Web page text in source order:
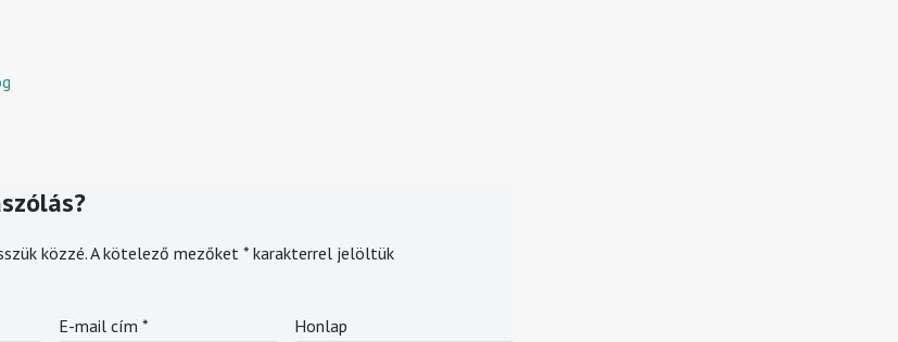
közzé.A kötelező mezőket *karakterrel jelöltük
E-mail cím * Honlap